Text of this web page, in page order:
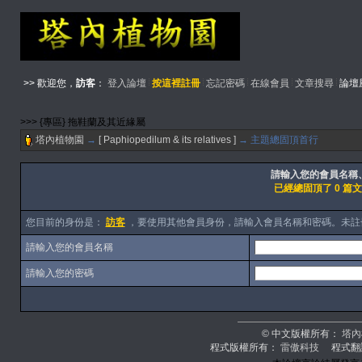
>> 歡迎您， 訪客： 登入論壇 按這裡註冊 忘記密碼 在線會員 文章搜尋 論壇
>>> {專區} 拖鞋蘭及其近緣屬
塔內植物園 → [ Paphiopedilum & its relatives ] → 主題總固頂首行
請輸入您的會員名稱
已經總固頂了 0 篇
您目前的身份是： 訪客，要使用其他會員身份，請輸入會員名稱和密碼。未
請輸入您的會員名稱
請輸入您的密碼
© 中文版權所有： 塔
程式版權所有： 雷傲科技程式翻